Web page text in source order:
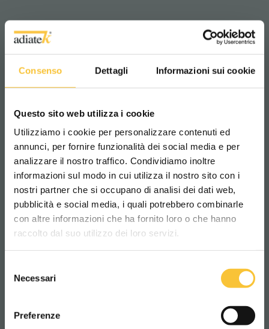
Consenso Dettagli Informazioni sui cookie
Questo sito web utilizza i cookie
Utilizziamo i cookie per personalizzare contenuti ed
annunci, per fornire funzionalità dei social media e per
analizzare il nostro traffico. Condividiamo inoltre
informazioni sul modo in cui utilizza il nostro sito con i
nostri partner che si occupano di analisi dei dati web,
pubblicità e social media, i quali potrebbero combinarle
con altre informazioni che ha fornito loro o che hanno
raccolto dal suo utilizzo dei loro servizi.
delNecessari
PreferenzeCATEGORIEËN, PRODUCTEN,
Scegli il paese in cui ti trovi e la tua
lingua per una migliore esperienza di
navigazione